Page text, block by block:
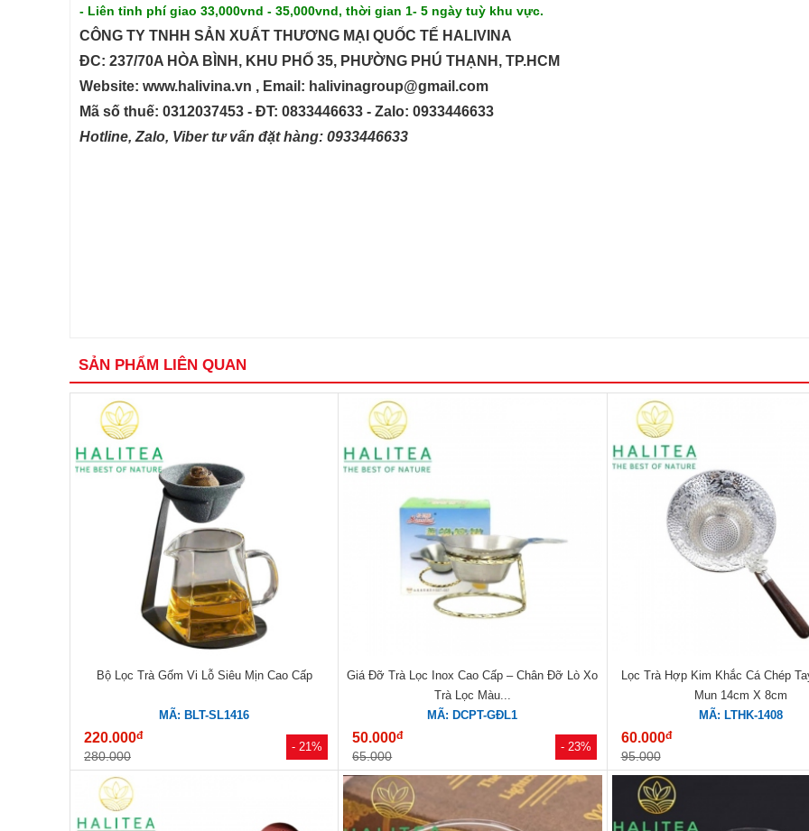
- Liên tỉnh phí giao 33,000vnd - 35,000vnd, thời gian 1- 5 ngày tuỳ khu vực.
CÔNG TY TNHH SẢN XUẤT THƯƠNG MẠI QUỐC TẾ HALIVINA
ĐC: 237/70A HÒA BÌNH, KHU PHỐ 35, PHƯỜNG PHÚ THẠNH, TP.HCM
Website: www.halivina.vn , Email: halivinagroup@gmail.com
Mã số thuế: 0312037453 - ĐT: 0833446633 - Zalo: 0933446633
Hotline, Zalo, Viber tư vấn đặt hàng: 0933446633
SẢN PHẨM LIÊN QUAN
- 21%
Bộ Lọc Trà Gốm Vi Lỗ Siêu Mịn Cao Cấp
MÃ: BLT-SL1416
220.000đ
280.000
- 23%
Giá Đỡ Trà Lọc Inox Cao Cấp – Chân Đỡ Lò Xo
Trà Lọc Màu...
MÃ: DCPT-GĐL1
50.000đ
65.000
Lọc Trà Hợp Kim Khắc Cá Chép
Mun 14cm X 8cm
MÃ: LTHK-1408
60.000đ
95.000